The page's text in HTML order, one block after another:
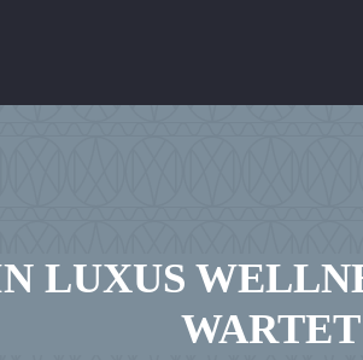
LUXUS
WARTET